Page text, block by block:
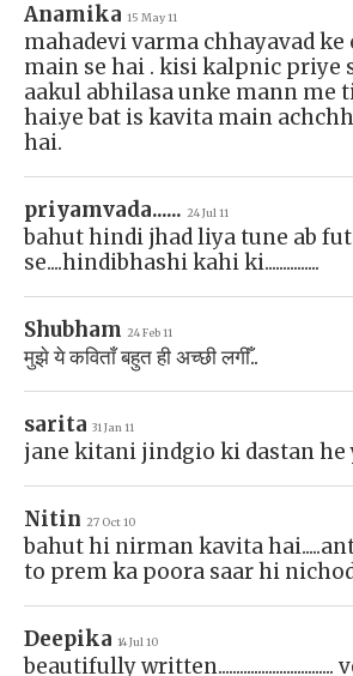
Anamika 15 May 11
mahadevi varma chhayavad
main se hai . kisi kalpnic priye
aakul abhilasa unke mann me
hai.ye bat is kavita main
hai.
priyamvada...... 24 Jul 11
bahut hindi jhad liya tune ab
se....hindibhashi kahi ki...............
Shubham 24 Feb 11
मुझे ये कविताँ बहुत ही अच्छी लगीँ..
sarita 31 Jan 11
jane kitani jindgio ki dastan he
Nitin 27 Oct 10
bahut hi nirman kavita
to prem ka poora saar hi
Deepika 14 Jul 10
beautifully